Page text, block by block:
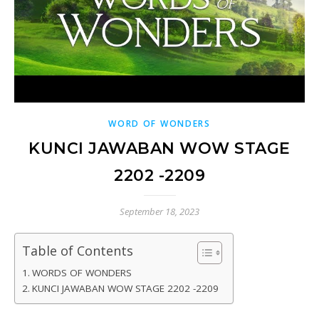
WORD OF WONDERS
KUNCI JAWABAN WOW STAGE
2202 -2209
September 18, 2023
Table of Contents
WORDS OF WONDERS
KUNCI JAWABAN WOW STAGE 2202 -2209